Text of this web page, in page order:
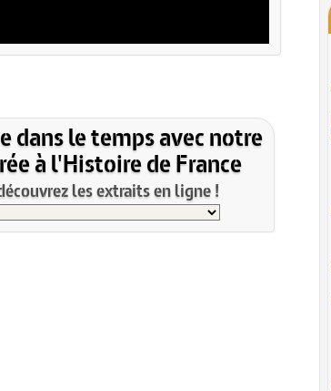
dans le temps avec notre
à l'Histoire de France
les extraits en ligne !